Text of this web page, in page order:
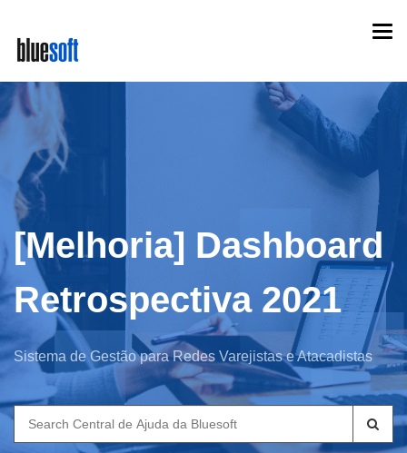
main
content
[Melhoria] Dashboard
Retrospectiva 2021
Sistema de Gestão para Redes Varejistas e Atacadistas
Search
for: